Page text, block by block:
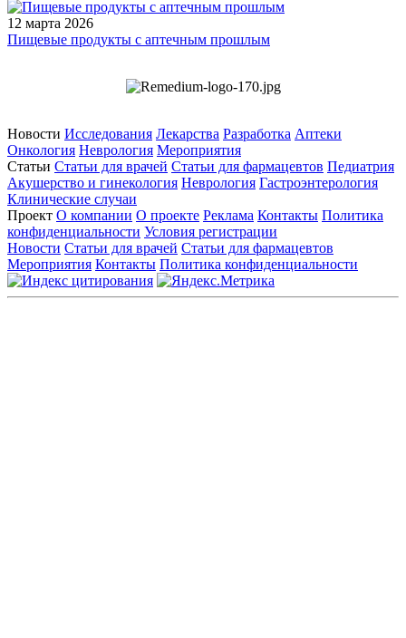
12 марта 2026
Пищевые продукты с аптечным прошлым
Новости Исследования Лекарства Разработка Аптеки
Онкология Неврология Мероприятия
Статьи Статьи для врачей Статьи для фармацевтов Педиатрия
Акушерство и гинекология Неврология Гастроэнтерология
Клинические случаи
Проект О компании О проекте Реклама Контакты Политика
конфиденциальности Условия регистрации
Новости Статьи для врачей Статьи для фармацевтов
Мероприятия Контакты Политика конфиденциальности